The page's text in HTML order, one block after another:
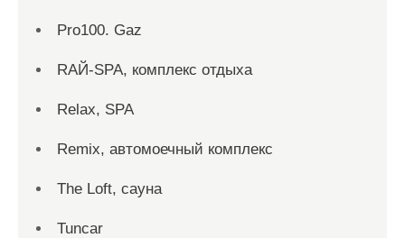
Pro100. Gaz
RAЙ-SPA, комплекс отдыха
Relax, SPA
Remix, автомоечный комплекс
The Loft, сауна
Tuncar